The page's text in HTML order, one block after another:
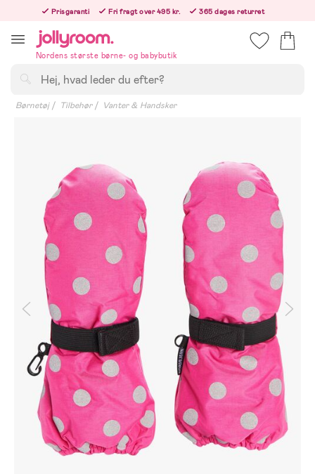
innehållet
Prisgaranti Fri fragt over 495 kr.
365 dages returret
Nordens største børne- og babybutik
Børnetøj Tilbehør Vanter & Handsker